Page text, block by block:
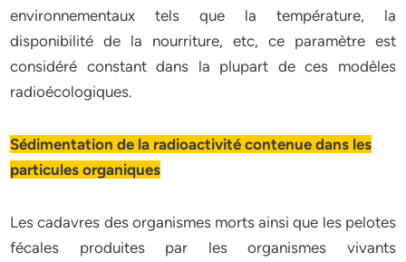
environnementaux tels que la température, la
disponibilité de la nourriture, etc, ce paramètre est
considéré constant dans la plupart de ces modèles
radioécologiques.
Sédimentation de la radioactivité contenue dans les
particules organiques
Les cadavres des organismes morts ainsi que les pelotes
fécales produites par les organismes vivants